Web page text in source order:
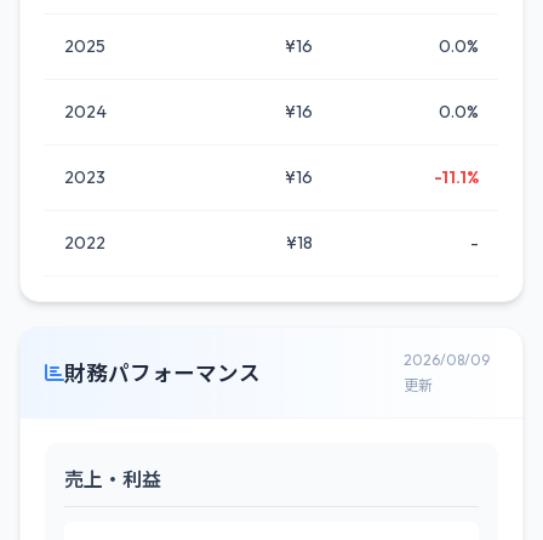
2025 ¥16 0.0%
2024 ¥16 0.0%
2023 ¥16 -11.1%
2022 ¥18 -
財務パフォーマンス
2026/08/09
更新
売上・利益